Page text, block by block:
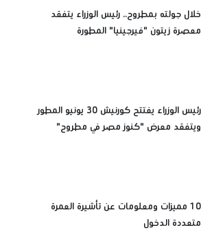
خلال جولته بمطروح.. رئيس الوزراء يتفقد
معصرة زيتون "فيرجينيا" المطورة
رئيس الوزراء يفتتح كورنيش 30 يونيو المطور
ويتفقد معرض "كنوز مصر في مطروح"
10 مميزات ومعلومات عن تأشيرة العمرة
متعددة الدخول